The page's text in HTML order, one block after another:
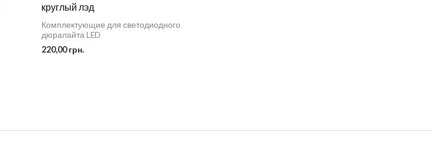
круглый лэд
Комплектующие для светодиодного
дюралайта LED
220,00грн.